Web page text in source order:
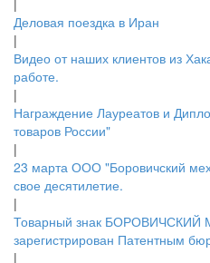
Деловая поездка в Иран
|
Видео от наших клиентов из
работе.
|
Награждение Лауреатов и
товаров России"
|
23 марта ООО "Боровичский
свое десятилетие.
|
Товарный знак
зарегистрирован Патентным
|